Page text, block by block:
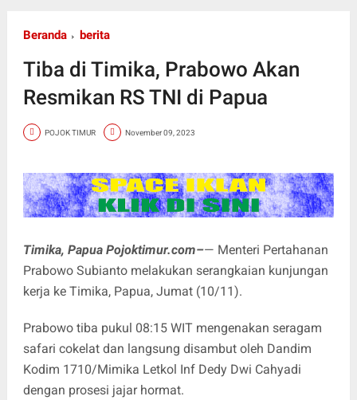
Beranda berita
Tiba di Timika, Prabowo Akan
Resmikan RS TNI di Papua
POJOK TIMUR November 09, 2023
Timika, Papua Pojoktimur.com–— Menteri Pertahanan
Prabowo Subianto melakukan serangkaian kunjungan
kerja ke Timika, Papua, Jumat (10/11).
Prabowo tiba pukul 08:15 WIT mengenakan seragam
safari cokelat dan langsung disambut oleh Dandim
Kodim 1710/Mimika Letkol Inf Dedy Dwi Cahyadi
dengan prosesi jajar hormat.